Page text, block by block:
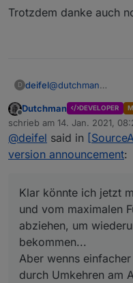
Trotzdem danke auch
D deifel@dutchman
keine
Der Wert kommt
Sonde an einem
anhand einer
interpretiert.
Klar könnte ich
vom maximalen
um wiederum den
Aber wenns
Umkehren am
gewesen:)
Trotzdem danke
Offline
Dutchman DEVELOPER
schrieb am 14. Jan. 2021,
zuletzt editiert von
@deifel said in
version announcement:
Klar könnte ich jetzt
und vom maximalen
abziehen, um
bekommen...
Aber wenns
durch Umkehren am